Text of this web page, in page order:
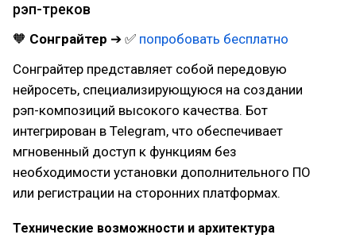
рэп-треков
🧡 Сонграйтер ➔ ✅ попробовать бесплатно
Сонграйтер представляет собой передовую
нейросеть, специализирующуюся на создании
рэп-композиций высокого качества. Бот
интегрирован в Telegram, что обеспечивает
мгновенный доступ к функциям без
необходимости установки дополнительного ПО
или регистрации на сторонних платформах.
Технические возможности и архитектура